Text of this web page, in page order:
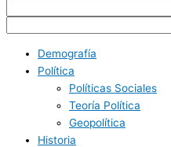
Demografía
Política
Políticas Sociales
Teoría Política
Geopolítica
Historia